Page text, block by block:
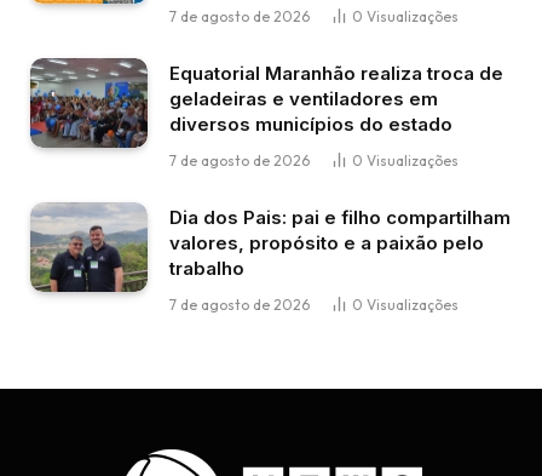
7 de agosto de 2026 0 Visualizações
Equatorial Maranhão realiza troca de
geladeiras e ventiladores em
diversos municípios do estado
7 de agosto de 2026 0 Visualizações
Dia dos Pais: pai e filho compartilham
valores, propósito e a paixão pelo
trabalho
7 de agosto de 2026 0 Visualizações